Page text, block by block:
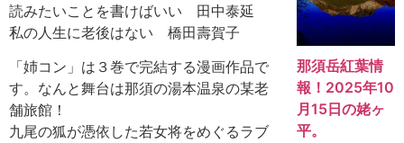
読みたいことを書けばいい 田中泰延
私の人生に老後はない 橋田壽賀子
「姉コン」は３巻で完結する漫画作品で
す。なんと舞台は那須の湯本温泉の某老
舗旅館！
九尾の狐が憑依した若女将をめぐるラブ
那須岳紅葉情
報！2025年10
月15日の姥ヶ
平。